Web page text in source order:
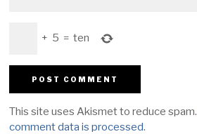
+ 5 = ten
This site uses Akismet to reduce spam.
comment data is processed.